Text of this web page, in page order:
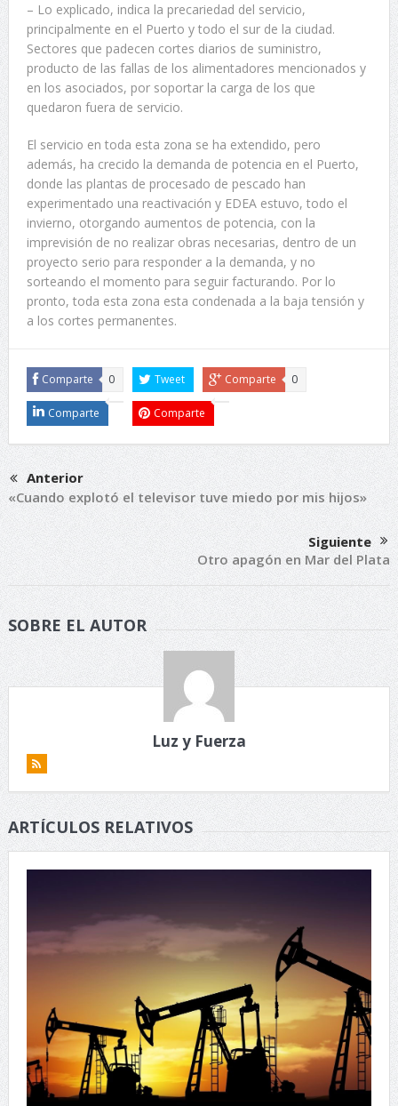
– Lo explicado, indica la precariedad del servicio,
principalmente en el Puerto y todo el sur de la ciudad.
Sectores que padecen cortes diarios de suministro,
producto de las fallas de los alimentadores mencionados y
en los asociados, por soportar la carga de los que
quedaron fuera de servicio.
El servicio en toda esta zona se ha extendido, pero
además, ha crecido la demanda de potencia en el Puerto,
donde las plantas de procesado de pescado han
experimentado una reactivación y EDEA estuvo, todo el
invierno, otorgando aumentos de potencia, con la
imprevisión de no realizar obras necesarias, dentro de un
proyecto serio para responder a la demanda, y no
sorteando el momento para seguir facturando. Por lo
pronto, toda esta zona esta condenada a la baja tensión y
a los cortes permanentes.
Comparte 0 Tweet Comparte 0
Comparte Comparte
Anterior
«Cuando explotó el televisor tuve miedo por mis hijos»
Siguiente
Otro apagón en Mar del Plata
SOBRE EL AUTOR
Luz y Fuerza
ARTÍCULOS RELATIVOS